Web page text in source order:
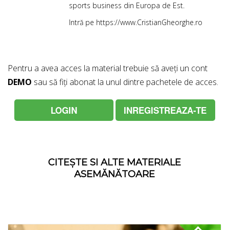
sports business din Europa de Est.
Intră pe https://www.CristianGheorghe.ro
Pentru a avea acces la material trebuie să aveți un cont
DEMO sau să fiți abonat la unul dintre pachetele de acces.
LOGIN INREGISTREAZA-TE
CITEȘTE SI ALTE MATERIALE
ASEMĂNĂTOARE